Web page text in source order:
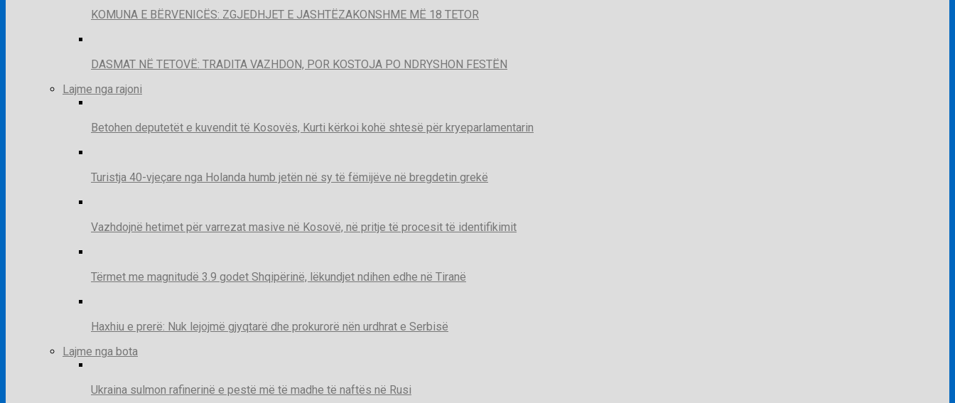
KOMUNA E BËRVENICËS: ZGJEDHJET E JASHTËZAKONSHME MË 18 TETOR
DASMAT NË TETOVË: TRADITA VAZHDON, POR KOSTOJA PO NDRYSHON FESTËN
Lajme nga rajoni
Betohen deputetët e kuvendit të Kosovës, Kurti kërkoi kohë shtesë për kryeparlamentarin
Turistja 40-vjeçare nga Holanda humb jetën në sy të fëmijëve në bregdetin grekë
Vazhdojnë hetimet për varrezat masive në Kosovë, në pritje të procesit të identifikimit
Tërmet me magnitudë 3.9 godet Shqipërinë, lëkundjet ndihen edhe në Tiranë
Haxhiu e prerë: Nuk lejojmë gjyqtarë dhe prokurorë nën urdhrat e Serbisë
Lajme nga bota
Ukraina sulmon rafinerinë e pestë më të madhe të naftës në Rusi